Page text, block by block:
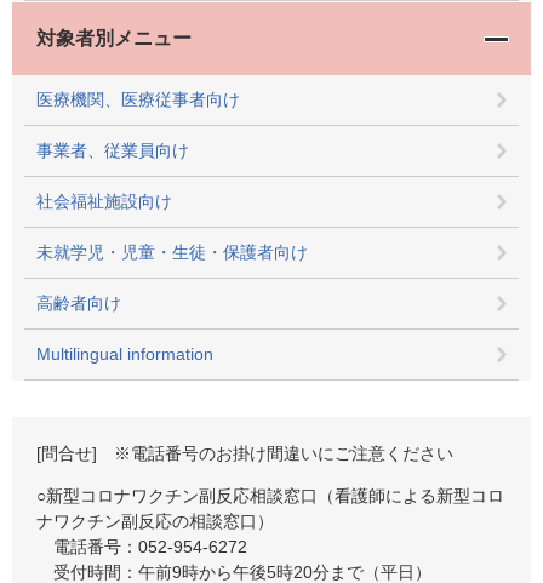
対象者別メニュー
医療機関、医療従事者向け
事業者、従業員向け
社会福祉施設向け
未就学児・児童・生徒・保護者向け
高齢者向け
Multilingual information
[問合せ] ※電話番号のお掛け間違いにご注意ください
○新型コロナワクチン副反応相談窓口（看護師による新型コロ
ナワクチン副反応の相談窓口）
電話番号：052-954-6272
受付時間：午前9時から午後5時20分まで（平日）